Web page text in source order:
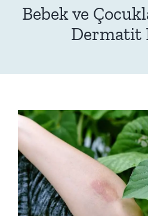
Sağlık
Online
Bebek ve
Dermatit